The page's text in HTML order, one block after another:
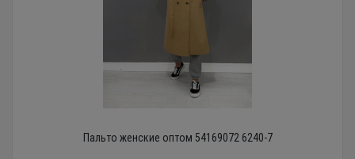
Пальто женские оптом 54169072 6240-7